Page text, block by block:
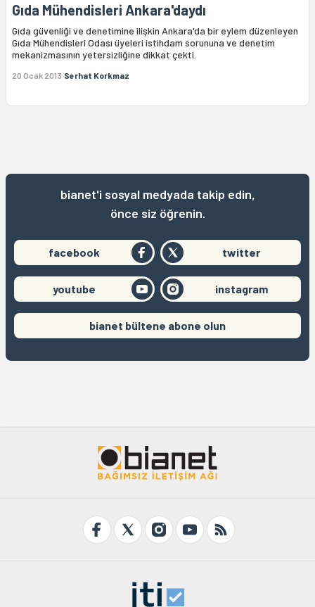
Gıda Mühendisleri Ankara'daydı
Gıda güvenliği ve denetimine ilişkin Ankara'da bir eylem düzenleyen
Gıda Mühendisleri Odası üyeleri istihdam sorununa ve denetim
mekanizmasının yetersizliğine dikkat çekti.
20 Ocak 2013 Serhat Korkmaz
bianet'i sosyal medyada takip edin,
önce siz öğrenin.
facebook twitter
youtube instagram
bianet bültene abone olun